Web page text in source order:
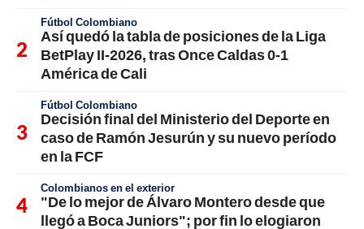
Fútbol Colombiano
Así quedó la tabla de posiciones de la Liga
BetPlay II-2026, tras Once Caldas 0-1
América de Cali
Fútbol Colombiano
Decisión final del Ministerio del Deporte en
caso de Ramón Jesurún y su nuevo período
en la FCF
Colombianos en el exterior
"De lo mejor de Álvaro Montero desde que
llegó a Boca Juniors"; por fin lo elogiaron